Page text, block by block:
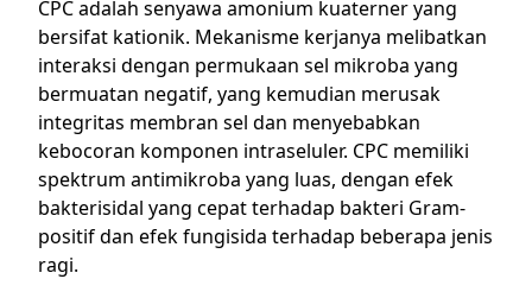
CPC adalah senyawa amonium kuaterner yang
bersifat kationik. Mekanisme kerjanya melibatkan
interaksi dengan permukaan sel mikroba yang
bermuatan negatif, yang kemudian merusak
integritas membran sel dan menyebabkan
kebocoran komponen intraseluler. CPC memiliki
spektrum antimikroba yang luas, dengan efek
bakterisidal yang cepat terhadap bakteri Gram-
positif dan efek fungisida terhadap beberapa jenis
ragi.